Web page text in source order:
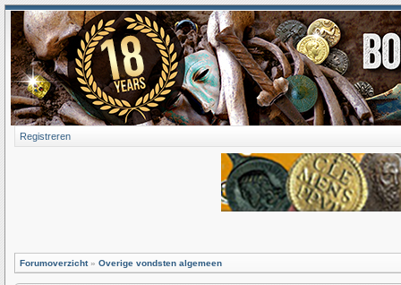
Registreren
Forumoverzicht» Overige vondsten algemeen